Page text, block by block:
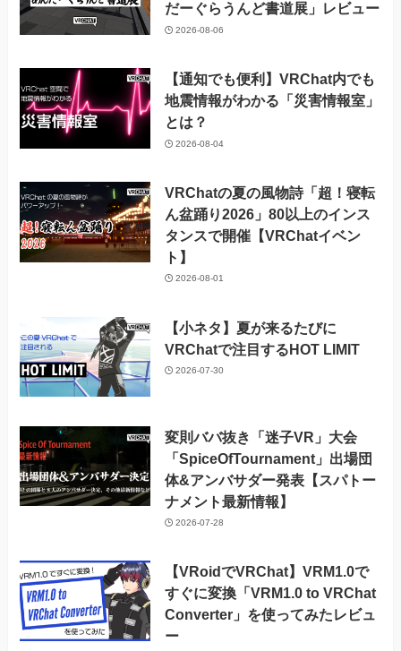
だーぐらうんど書道展」レビュー
2026-08-06
【通知でも便利】VRChat内でも
地震情報がわかる「災害情報室」
とは？
2026-08-04
VRChatの夏の風物詩「超！寝転
ん盆踊り2026」80以上のインス
タンスで開催【VRChatイベン
ト】
2026-08-01
【小ネタ】夏が来るたびに
VRChatで注目するHOT LIMIT
2026-07-30
変則ババ抜き「迷子VR」大会
「SpiceOfTournament」出場団
体&アンバサダー発表【スパトー
ナメント最新情報】
2026-07-28
【VRoidでVRChat】VRM1.0で
すぐに変換「VRM1.0 to VRChat
Converter」を使ってみたレビュ
ー